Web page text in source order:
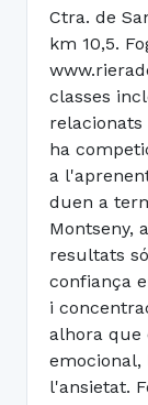
Ctra. de
km 10,5.
classes
ha
a
duen a
Montseny,
resultats
confiança
i
alhora que
l'ansietat.